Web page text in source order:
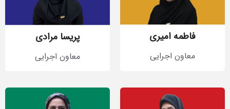
فاطمه امیری
معاون اجرایی
پریسا مرادی
معاون اجرایی